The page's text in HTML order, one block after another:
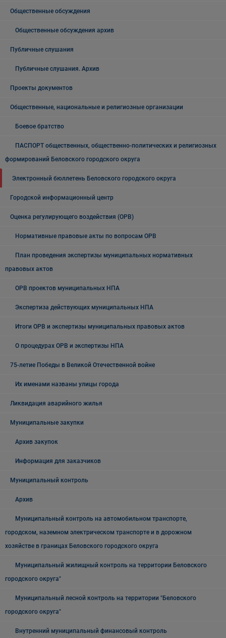
Общественные обсуждения
Общественные обсуждения архив
Публичные слушания
Публичные слушания. Архив
Проекты документов
Общественные, национальные и религиозные организации
Боевое братство
ПАСПОРТ общественных, общественно-политических и религиозных
формирований Беловского городского округа
Электронный бюллетень Беловского городского округа
Городской информационный центр
Оценка регулирующего воздействия (ОРВ)
Нормативные правовые акты по вопросам ОРВ
План проведения экспертизы муниципальных нормативных
правовых актов
ОРВ проектов муниципальных НПА
Экспертиза действующих муниципальных НПА
Итоги ОРВ и экспертизы муниципальных правовых актов
О процедурах ОРВ и экспертизы НПА
75-летие Победы в Великой Отечественной войне
Их именами названы улицы города
Ликвидация аварийного жилья
Муниципальные закупки
Архив закупок
Информация для заказчиков
Муниципальный контроль
Архив
Муниципальный контроль на автомобильном транспорте,
городском, наземном электрическом транспорте и в дорожном
хозяйстве в границах Беловского городского округа
Муниципальный жилищный контроль на территории Беловского
городского округа"
Муниципальный лесной контроль на территории "Беловского
городского округа"
Внутренний муниципальный финансовый контроль